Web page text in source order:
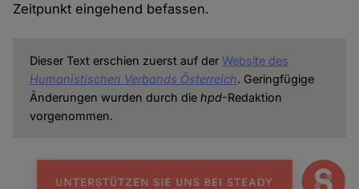
Zeitpunkt eingehend befassen.
Dieser Text erschien zuerst auf der Website des
Humanistischen Verbands Österreich. Geringfügige
Änderungen wurden durch die hpd-Redaktion
vorgenommen.